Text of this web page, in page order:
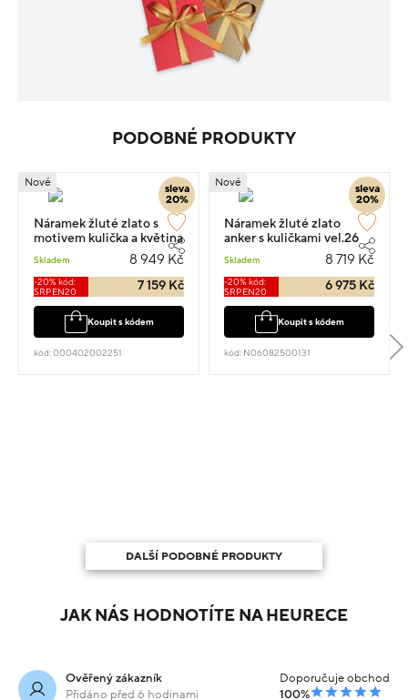
PODOBNÉ PRODUKTY
sleva
20%
Nové
Náramek žluté zlato s
motivem kulička a květina
Skladem 8 949 Kč
-20% kód:
SRPEN20
7 159 Kč
Koupit s kódem
kód: 000402002251
sleva
20%
Nové
Náramek žluté zlato
anker s kuličkami vel.26
Skladem 8 719 Kč
-20% kód:
SRPEN20
6 975 Kč
Koupit s kódem
kód: N06082500131
DALŠÍ PODOBNÉ PRODUKTY
JAK NÁS HODNOTÍTE NA HEURECE
Ověřený zákazník
Přidáno před 6 hodinami
Doporučuje obchod
100%